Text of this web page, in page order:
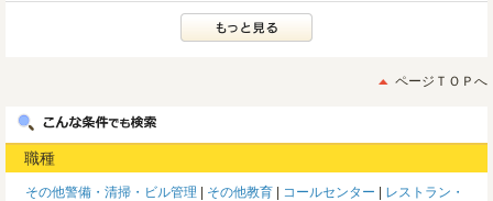
ページＴＯＰへ
職種
その他警備・清掃・ビル管理 その他教育 コールセンター
レストラン・